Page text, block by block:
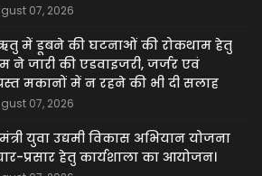
07, 2026
ऋतु में डूबने की घटनाओं की रोकथाम हेतु
ने जारी की एडवाइजरी, जर्जर एवं
मकानों में न रहने की भी दी सलाह
07, 2026
युवा उद्यमी विकास अभियान योजना
प्रसार हेतु कार्यशाला का आयोजन।